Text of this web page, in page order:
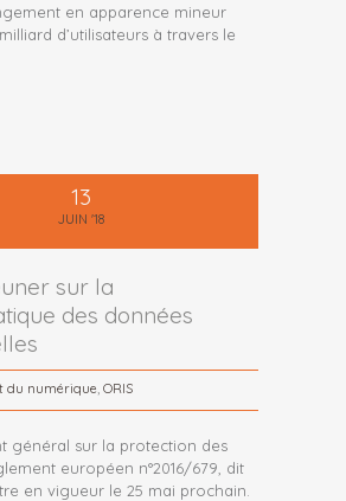
en apparence mineur
d’utilisateurs à travers le
13
JUIN '18
sur la
des données
du numérique, ORIS
général sur la protection des
européen n°2016/679, dit
en vigueur le 25 mai prochain.